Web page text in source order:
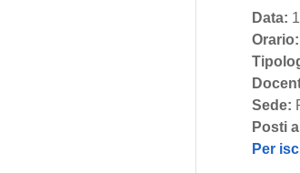
Data:
Orario:
Sede:
Posti
Per